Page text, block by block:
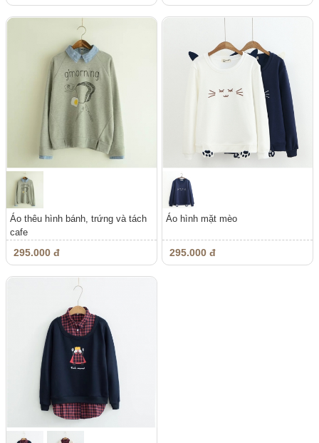
Áo thêu hình bánh, trứng và tách
cafe
295.000 đ
Áo hình mặt mèo
295.000 đ